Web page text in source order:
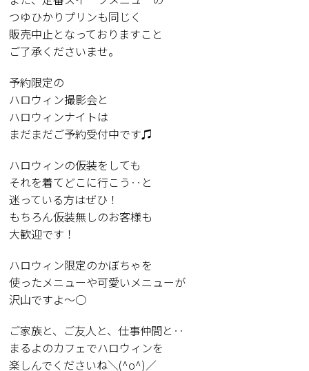
つゆひかりプリンも同じく
販売中止となっておりますこと
ご了承くださいませ。
予約限定の
ハロウィン撮影会と
ハロウィンナイトは
まだまだご予約受付中です♫
ハロウィンの仮装をしても
それを着てどこに行こう‥と
迷っている方はぜひ！
もちろん仮装無しのお客様も
大歓迎です！
ハロウィン限定のかぼちゃを
使ったメニューや可愛いメニューが
沢山ですよ〜○
ご家族と、ご友人と、仕事仲間と‥
まるよのカフェでハロウィンを
楽しんでくださいね＼(^o^)／